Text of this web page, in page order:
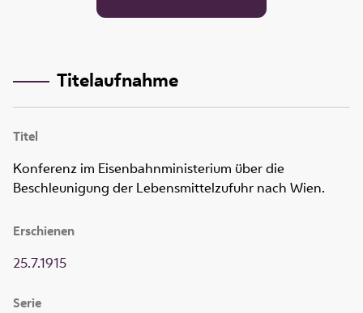
Titelaufnahme
Titel
Konferenz im Eisenbahnministerium über die
Beschleunigung der Lebensmittelzufuhr nach Wien.
Erschienen
25.7.1915
Serie